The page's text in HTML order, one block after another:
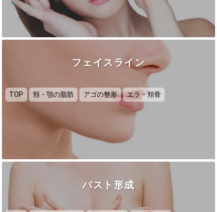
フェイスライン
TOP 頬・顎の脂肪 アゴの整形 エラ・頬骨
バスト形成